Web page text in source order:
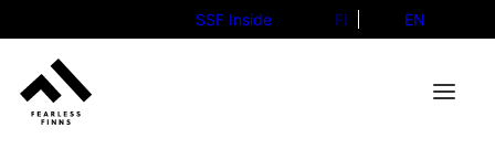
SSF Inside FI EN